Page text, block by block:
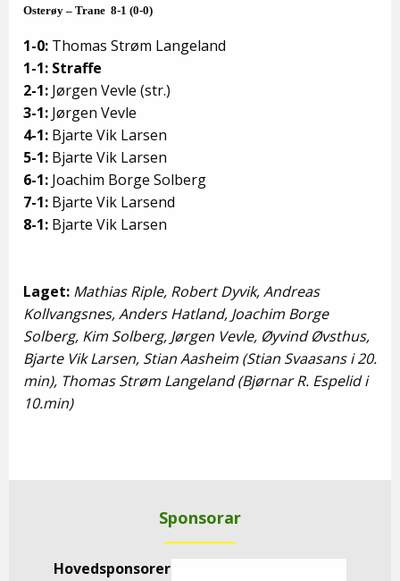
Osterøy – Trane 8-1 (0-0)
1-0: Thomas Strøm Langeland
1-1: Straffe
2-1: Jørgen Vevle (str.)
3-1: Jørgen Vevle
4-1: Bjarte Vik Larsen
5-1: Bjarte Vik Larsen
6-1: Joachim Borge Solberg
7-1: Bjarte Vik Larsend
8-1: Bjarte Vik Larsen
Laget: Mathias Riple, Robert Dyvik, Andreas
Kollvangsnes, Anders Hatland, Joachim Borge
Solberg, Kim Solberg, Jørgen Vevle, Øyvind Øvsthus,
Bjarte Vik Larsen, Stian Aasheim (Stian Svaasans i 20.
min), Thomas Strøm Langeland (Bjørnar R. Espelid i
10.min)
Sponsorar
Hovedsponsorer